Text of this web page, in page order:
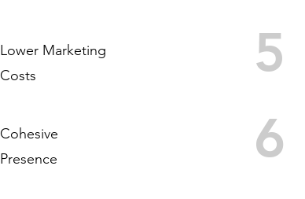
Lower Marketing
Costs
Cohesive
Presence
5
6